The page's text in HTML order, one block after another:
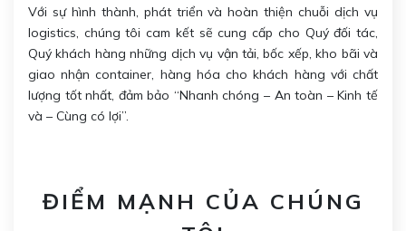
Với sự hình thành, phát triển và hoàn thiện chuỗi dịch vụ
logistics, chúng tôi cam kết sẽ cung cấp cho Quý đối tác,
Quý khách hàng những dịch vụ vận tải, bốc xếp, kho bãi và
giao nhận container, hàng hóa cho khách hàng với chất
lượng tốt nhất, đảm bảo “Nhanh chóng – An toàn – Kinh tế
và – Cùng có lợi”.
ĐIỂM MẠNH CỦA CHÚNG